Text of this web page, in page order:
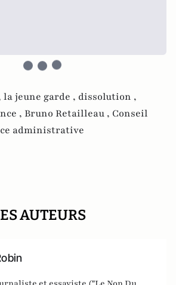
la jeune garde , dissolution ,
, Bruno Retailleau , Conseil
administrative
AUTEURS